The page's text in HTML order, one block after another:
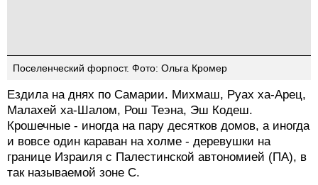
Поселенческий форпост. Фото: Ольга Кромер
Ездила на днях по Самарии. Михмаш, Руах ха-Арец,
Малахей ха-Шалом, Рош Теэна, Эш Кодеш.
Крошечные - иногда на пару десятков домов, а иногда
и вовсе один караван на холме - деревушки на
границе Израиля с Палестинской автономией (ПА), в
так называемой зоне С.